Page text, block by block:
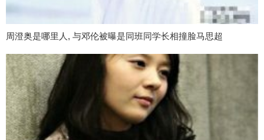
周澄奥是哪里人, 与邓伦被曝是同班同学长相撞脸马思超